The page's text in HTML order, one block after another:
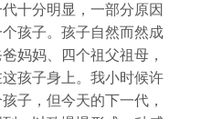
十分明显，一部分原因
孩子。孩子自然而然成
妈妈、四个祖父祖母，
孩子身上。我小时候许
子，但今天的下一代，